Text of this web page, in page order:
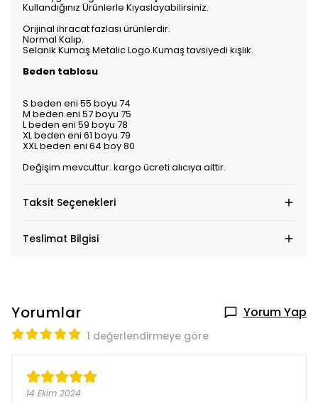
Kullandığınız Ürünlerle Kıyaslayabilirsiniz.
Orijinal ihracat fazlası ürünlerdir.
Normal Kalıp.
Selanik Kumaş Metalic Logo.Kumaş tavsiyedi kışlık.
Beden tablosu
S beden eni 55 boyu 74
M beden eni 57 boyu 75
L beden eni 59 boyu 78
XL beden eni 61 boyu 79
XXL beden eni 64 boy 80
Değişim mevcuttur. kargo ücreti alıcıya aittir.
Taksit Seçenekleri
Teslimat Bilgisi
Yorumlar Yorum Yap
1 değerlendirmeye göre
14 Ekim 2024